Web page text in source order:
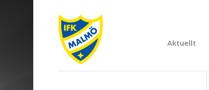
Aktuellt